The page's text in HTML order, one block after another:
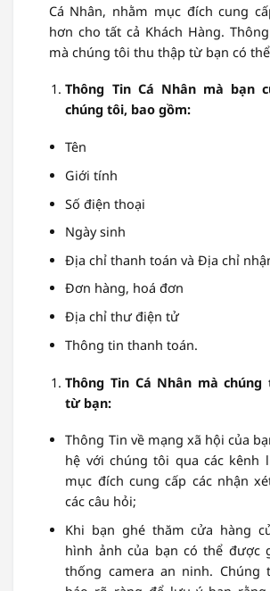
Cá Nhân, nhằm mục đích cung
hơn cho tất cả Khách Hàng.
mà chúng tôi thu thập từ bạn có
Thông Tin Cá Nhân mà bạn
chúng tôi, bao gồm:
Tên
Giới tính
Số điện thoại
Ngày sinh
Địa chỉ thanh toán và Địa chỉ
Đơn hàng, hoá đơn
Địa chỉ thư điện tử
Thông tin thanh toán.
Thông Tin Cá Nhân mà chúng
từ bạn:
Thông Tin về mạng xã hội của
hệ với chúng tôi qua các kênh
mục đích cung cấp các nhận
các câu hỏi;
Khi bạn ghé thăm cửa hàng
hình ảnh của bạn có thể được
thống camera an ninh. Chúng